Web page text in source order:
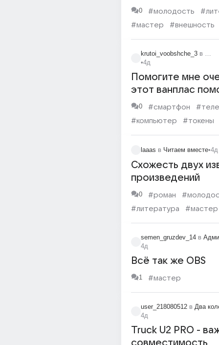
0 #молодость
#мастер
#внешность
#сын
#кража
krutoi_voobshche_3 в
•4д
Помогите мне
этот ванплас
дистанционо
разблокировать
0 #смартфон
#компьютер
#токены
#рабочие
laaas в Читаем вместе•4д
Схожесть двух
произведений
0 #роман
#литература
#мастер
#внешность
#душа
semen_gruzdev_14 в
4д
Всё так же OBS
1 #мастер
user_218080512 в Два
4д
Truck U2 PRO -